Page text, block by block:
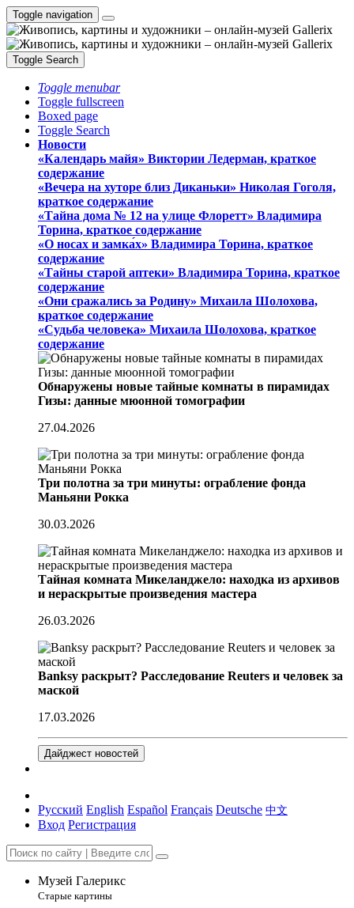
Toggle navigation
Toggle Search
Toggle menubar
Toggle fullscreen
Boxed page
Toggle Search
Новости
«Календарь майя» Виктории Ледерман, краткое
содержание
«Вечера на хуторе близ Диканьки» Николая Гоголя,
краткое содержание
«Тайна дома № 12 на улице Флоретт» Владимира
Торина, краткое содержание
«О носах и замка́х» Владимира Торина, краткое
содержание
«Тайны старой аптеки» Владимира Торина, краткое
содержание
«Они сражались за Родину» Михаила Шолохова,
краткое содержание
«Судьба человека» Михаила Шолохова, краткое
содержание
Обнаружены новые тайные комнаты в пирамидах
Гизы: данные мюонной томографии
27.04.2026
Три полотна за три минуты: ограбление фонда
Маньяни Рокка
30.03.2026
Тайная комната Микеланджело: находка из архивов
и нераскрытые произведения мастера
26.03.2026
Banksy раскрыт? Расследование Reuters и человек за
маской
17.03.2026
Дайджест новостей
Русский English Español Français Deutsche 中文
Вход Регистрация
Музей Галерикс
Старые картины